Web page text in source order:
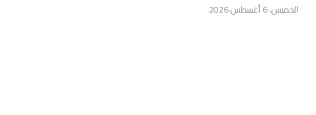
الخميس، 6 أغسطس 2026